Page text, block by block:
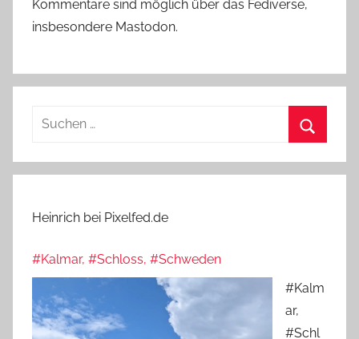
Kommentare sind möglich über das Fediverse,
insbesondere Mastodon.
Suchen
Heinrich bei Pixelfed.de
#Kalmar, #Schloss, #Schweden
#Kalm
ar,
#Schl